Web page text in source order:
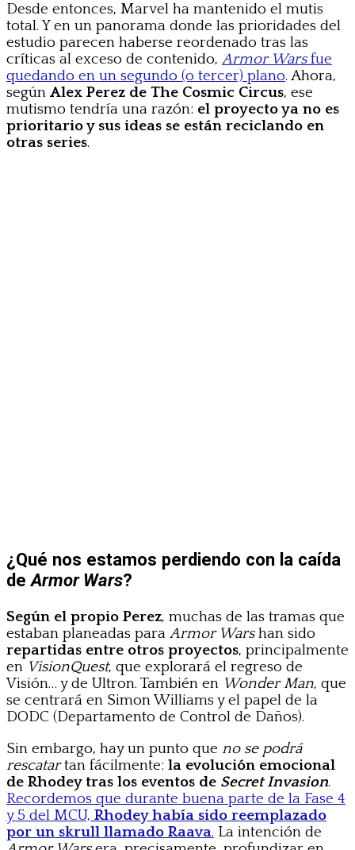
Desde entonces, Marvel ha mantenido el mutis
total. Y en un panorama donde las prioridades del
estudio parecen haberse reordenado tras las
críticas al exceso de contenido,Armor Warsfue
quedando en un segundo (o tercer) plano. Ahora,
según Alex Perez de The Cosmic Circus, ese
mutismo tendría una razón: el proyecto ya no es
prioritario y sus ideas se están reciclando en
otras series.
¿Qué nos estamos perdiendo con la caída
deArmor Wars?
Según el propio Perez, muchas de las tramas que
estaban planeadas paraArmor Warshan sido
repartidas entre otros proyectos, principalmente
en VisionQuest, que explorará el regreso de
Visión… y de Ultron. También en Wonder Man, que
se centrará en Simon Williams y el papel de la
DODC (Departamento de Control de Daños).
Sin embargo, hay un punto que no se podrá
rescatartan fácilmente: la evolución emocional
de Rhodey tras los eventos de Secret Invasion.
Recordemos que durante buena parte de la Fase 4
y 5 del MCU, Rhodey había sido reemplazado
por un skrull llamado Raava. La intención de